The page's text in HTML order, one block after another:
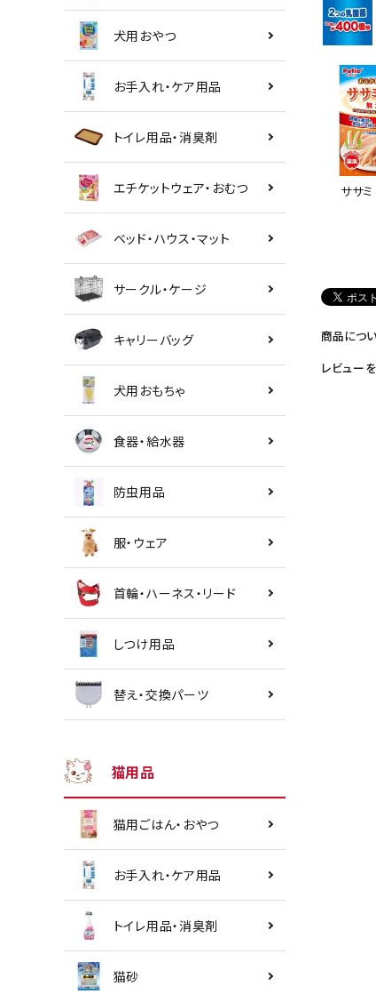
犬用おやつ
お手入れ・ケア用品
トイレ用品・消臭剤
エチケットウェア・おむつ
ベッド・ハウス・マット
サークル・ケージ
キャリーバッグ
犬用おもちゃ
食器・給水器
防虫用品
服・ウェア
首輪・ハーネス・リード
しつけ用品
替え・交換パーツ
猫用品
猫用ごはん・おやつ
お手入れ・ケア用品
トイレ用品・消臭剤
猫砂
ササ
商品につ
レビュー